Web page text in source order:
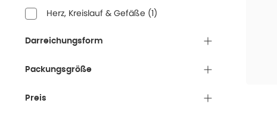
Herz, Kreislauf & Gefäße (1)
Darreichungsform
Packungsgröße
Preis